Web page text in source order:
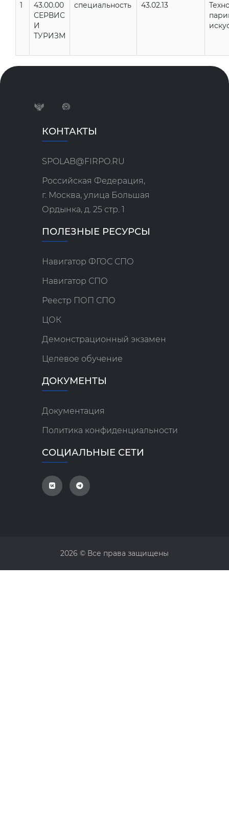
1
43.00.00
СЕРВИС
И
ТУРИЗМ
специальность 43.02.13
КОНТАКТЫ
SPOLAB@FIRPO.RU
Российская Федерация,
г. Москва, улица Большая
Ордынка, д. 25 стр. 1
ПОЛЕЗНЫЕ РЕСУРСЫ
Навигатор ФГОС СПО
Навигатор СПО
Реестр ПОП СПО
ЦОК
Демонстрационный экзамен
Целевое обучение
ДОКУМЕНТЫ
Документация
Политика конфиденциальности
СОЦИАЛЬНЫЕ СЕТИ
2026 © Все права защищены